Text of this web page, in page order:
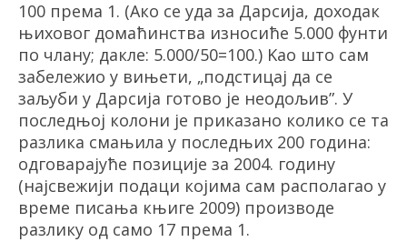
100 према 1. (Ако се уда за Дарсија, доходак
њиховог домаћинства износиће 5.000 фунти
по члану; дакле: 5.000/50=100.) Kао што сам
забележио у вињети, „подстицај да се
заљуби у Дарсија готово је неодољив”. У
последњој колони је приказано колико се та
разлика смањила у последњих 200 година:
одговарајуће позиције за 2004. годину
(најсвежији подаци којима сам располагао у
време писања књиге 2009) производе
разлику од само 17 према 1.